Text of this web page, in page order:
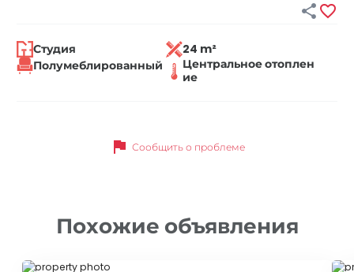
 
Студия
24 m²
Полумеблированный
Центральное отоплен
ие
flag Сообщить о проблеме
Похожие объявления